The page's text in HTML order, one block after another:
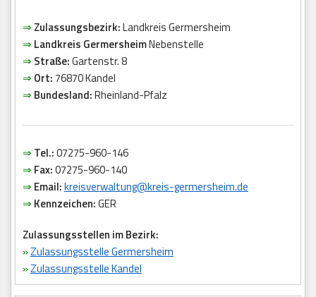
⇒ Zulassungsbezirk:Landkreis Germersheim
⇒ Landkreis GermersheimNebenstelle
⇒ Straße:Gartenstr. 8
⇒ Ort:76870 Kandel
⇒ Bundesland:Rheinland-Pfalz
⇒ Tel.:07275-960-146
⇒ Fax:07275-960-140
⇒ Email:kreisverwaltung@kreis-germersheim.de
⇒ Kennzeichen:GER
Zulassungsstellen im Bezirk:
»Zulassungsstelle Germersheim
»Zulassungsstelle Kandel